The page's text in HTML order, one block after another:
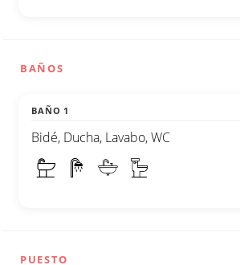
BAÑOS
BAÑO 1
Bidé, Ducha, Lavabo, WC
PUESTO